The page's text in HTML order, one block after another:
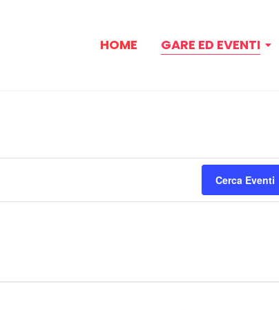
HOME GARE ED EVENTI
Cerca Eventi